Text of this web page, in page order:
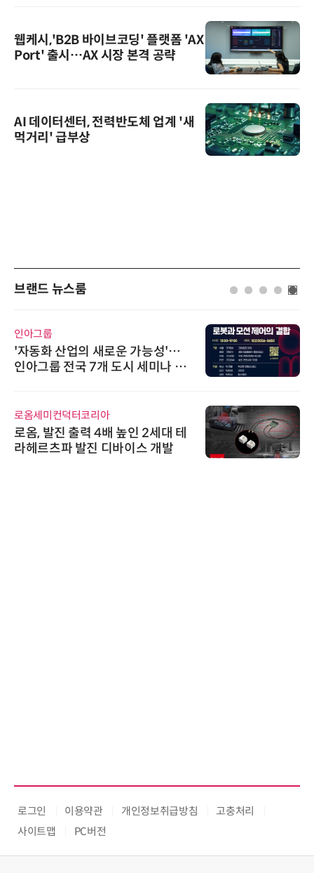
웹케시,'B2B 바이브코딩' 플랫폼 'AX
Port' 출시…AX 시장 본격 공략
AI 데이터센터, 전력반도체 업계 '새
먹거리' 급부상
브랜드 뉴스룸
인아그룹
'자동화 산업의 새로운 가능성'…
인아그룹 전국 7개 도시 세미나 페
로옴세미컨덕터코리아
로옴, 발진 출력 4배 높인 2세대 테
라헤르츠파 발진 디바이스 개발
로그인 이용약관 개인정보취급방침
고충처리
사이트맵
PC버전